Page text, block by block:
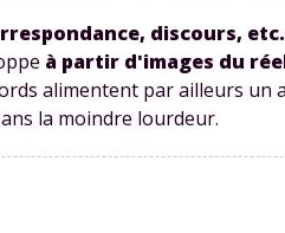
discours,
à partir d'images du
alimentent par ailleurs
la moindre lourdeur.
de
votre année